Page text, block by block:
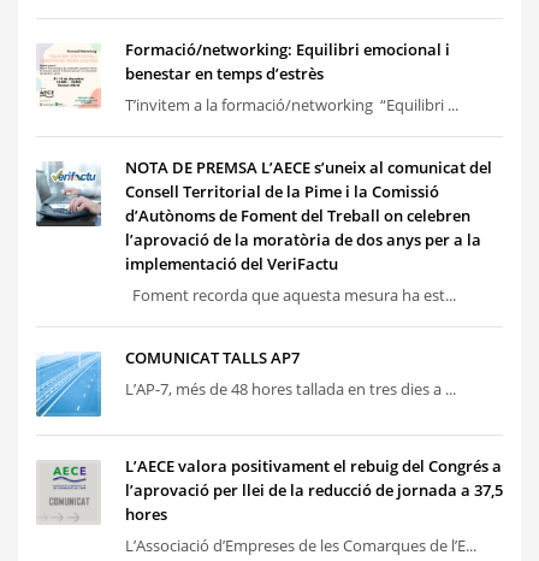
Formació/networking: Equilibri emocional i
benestar en temps d’estrès
T’invitem a la formació/networking “Equilibri ...
NOTA DE PREMSA L’AECE s’uneix al comunicat del
Consell Territorial de la Pime i la Comissió
d’Autònoms de Foment del Treball on celebren
l’aprovació de la moratòria de dos anys per a la
implementació del VeriFactu
Foment recorda que aquesta mesura ha est...
COMUNICAT TALLS AP7
L’AP-7, més de 48 hores tallada en tres dies a ...
L’AECE valora positivament el rebuig del Congrés a
l’aprovació per llei de la reducció de jornada a 37,5
hores
L’Associació d’Empreses de les Comarques de l’E...